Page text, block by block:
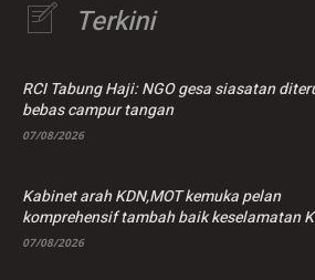
Terkini
RCI Tabung Haji: NGO gesa siasatan
bebas campur tangan
07/08/2026
Kabinet arah KDN,MOT kemuka pelan
komprehensif tambah baik keselamatan
07/08/2026